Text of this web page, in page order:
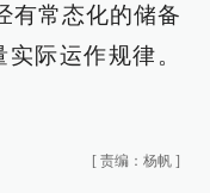
有常态化的储备
际运作规律。
[ 责编：杨帆 ]